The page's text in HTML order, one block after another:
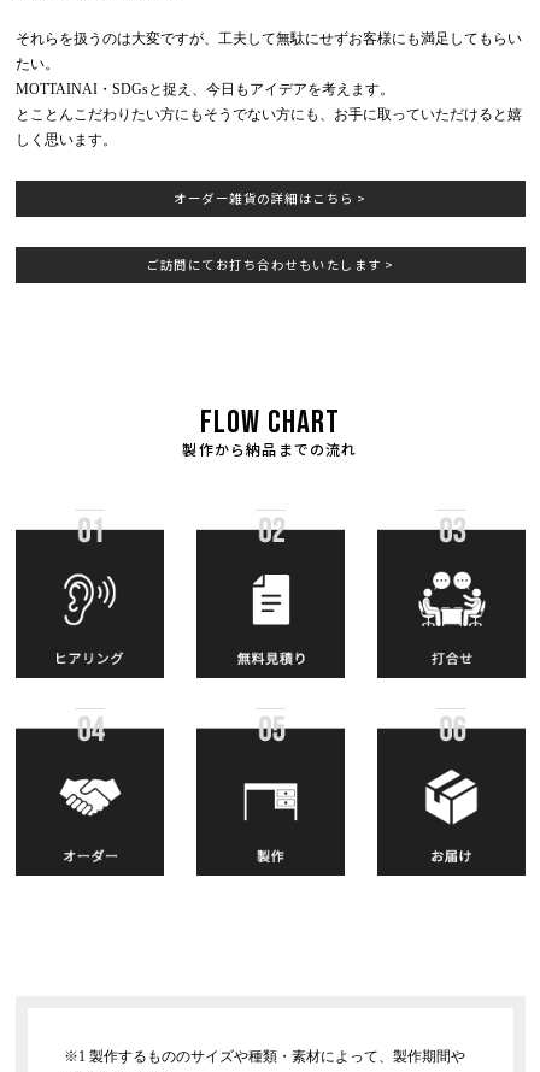
それらを扱うのは大変ですが、工夫して無駄にせずお客様にも満足してもらい
たい。
MOTTAINAI・SDGsと捉え、今日もアイデアを考えます。
とことんこだわりたい方にもそうでない方にも、お手に取っていただけると嬉
しく思います。
オーダー雑貨の詳細はこちら >
ご訪問にてお打ち合わせもいたします >
FLOW CHART
製作から納品までの流れ
※1 製作するもののサイズや種類・素材によって、製作期間や